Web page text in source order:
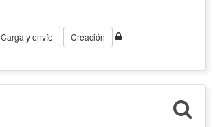
Carga y envío Creación